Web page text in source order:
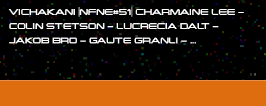
VICHAKANI |NFNE#51| CHARMAINE LEE –
COLIN STETSON – LUCRECIA DALT –
JAKOB BRO – GAUTE GRANLI – …
#SHOW